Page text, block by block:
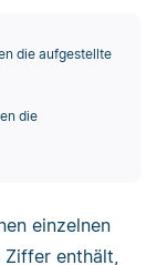
die aufgestellte
die
einzelnen
Ziffer enthält,